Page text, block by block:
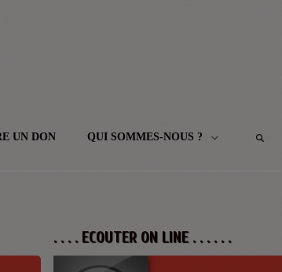
UN DON QUI SOMMES-NOUS ?
. . . . ECOUTER ON LINE . . . . . .